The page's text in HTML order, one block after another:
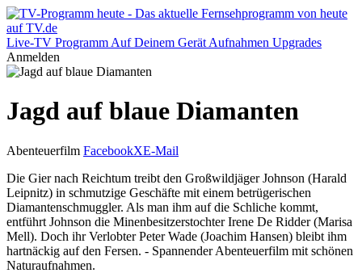
Live-TV Programm Auf Deinem Gerät Aufnahmen Upgrades
Anmelden
Jagd auf blaue Diamanten
Abenteuerfilm FacebookXE-Mail
Die Gier nach Reichtum treibt den Großwildjäger Johnson (Harald
Leipnitz) in schmutzige Geschäfte mit einem betrügerischen
Diamantenschmuggler. Als man ihm auf die Schliche kommt,
entführt Johnson die Minenbesitzerstochter Irene De Ridder (Marisa
Mell). Doch ihr Verlobter Peter Wade (Joachim Hansen) bleibt ihm
hartnäckig auf den Fersen. - Spannender Abenteuerfilm mit schönen
Naturaufnahmen.